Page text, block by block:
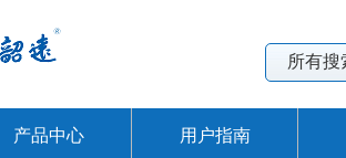
产品中心 用户指南